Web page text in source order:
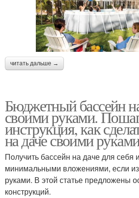
читать дальше →
Бюджетный бассейн
своими руками.
инструкция, как
на даче своими
Получить бассейн на даче для себя
минимальными вложениями, если
руками. В этой статье предложены
конструкций.